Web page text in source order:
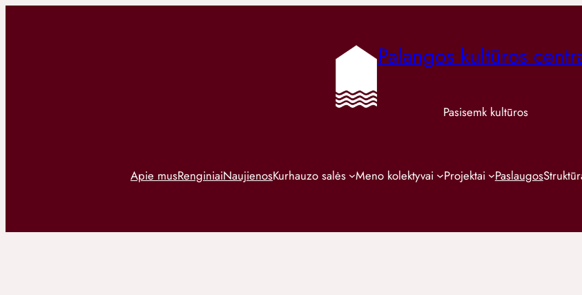
Palangos kultūros
Pasisemk kultūros
Apie musRenginiaiNaujienosKurhauzo salės Meno kolektyvai Projektai Paslaugos